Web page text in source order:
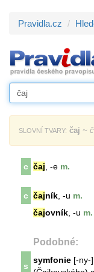
Pravidla.cz
SLOVNÍ TVARY: čaj ~
c čaj , -e m.
c čajník , -u m.
čajovník , -u m.
Podobné:
s
symfonie [-ny-]